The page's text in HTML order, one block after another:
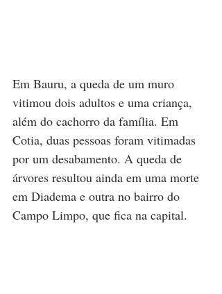
Em Bauru, a queda de um muro
vitimou dois adultos e uma criança,
além do cachorro da família. Em
Cotia, duas pessoas foram vitimadas
por um desabamento. A queda de
árvores resultou ainda em uma morte
em Diadema e outra no bairro do
Campo Limpo, que fica na capital.